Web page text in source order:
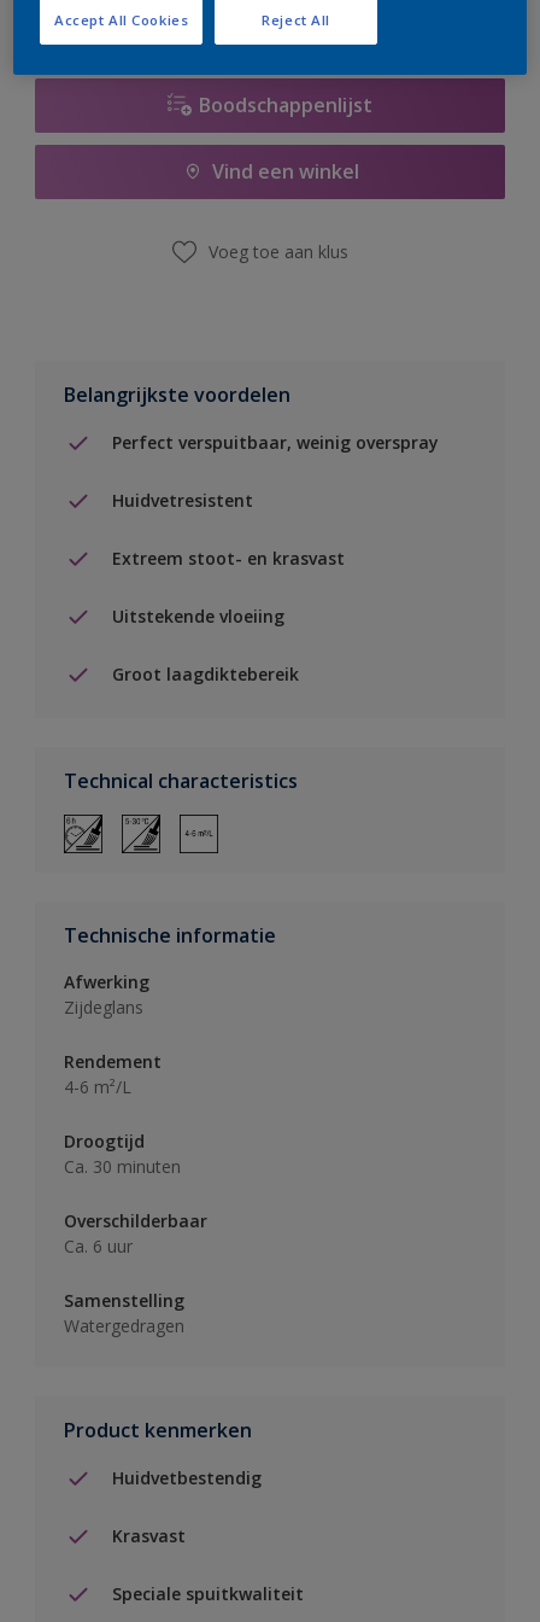
Boodschappenlijst
Vind een winkel
Voeg toe aan klus
Belangrijkste voordelen
Perfect verspuitbaar, weinig overspray
Huidvetresistent
Extreem stoot- en krasvast
Uitstekende vloeiing
Groot laagdiktebereik
Technical characteristics
Technische informatie
Afwerking
Zijdeglans
Rendement
4-6 m²/L
Droogtijd
Ca. 30 minuten
Overschilderbaar
Ca. 6 uur
Samenstelling
Watergedragen
Product kenmerken
Huidvetbestendig
Krasvast
Speciale spuitkwaliteit
Reject All
Accept All Cookies